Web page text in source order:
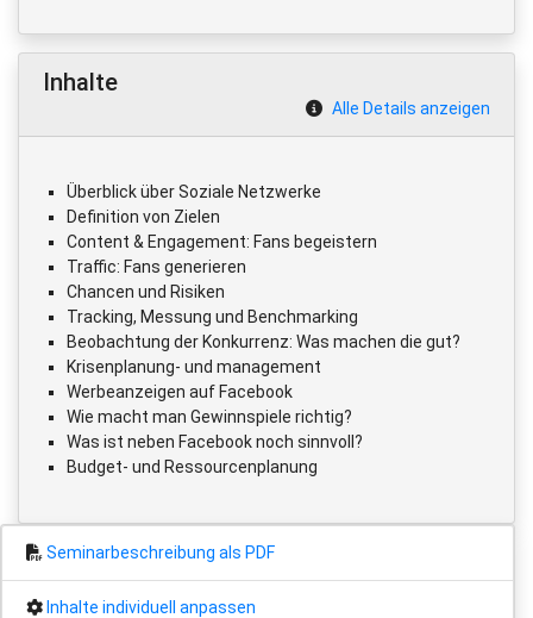
Inhalte
Alle Details anzeigen
Überblick über Soziale Netzwerke
Definition von Zielen
Content & Engagement: Fans begeistern
Traffic: Fans generieren
Chancen und Risiken
Tracking, Messung und Benchmarking
Beobachtung der Konkurrenz: Was machen die gut?
Krisenplanung- und management
Werbeanzeigen auf Facebook
Wie macht man Gewinnspiele richtig?
Was ist neben Facebook noch sinnvoll?
Budget- und Ressourcenplanung
Seminarbeschreibung als PDF
Inhalte individuell anpassen